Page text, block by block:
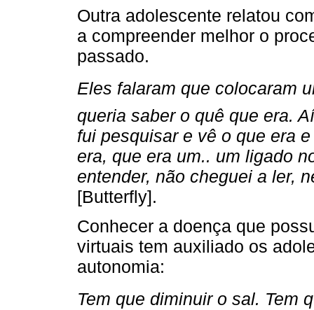
Outra adolescente relatou
a compreender melhor o
passado.
Eles falaram que colocaram
queria saber o quê que era.
fui pesquisar e vê o que era
era, que era um.. um ligado
entender, não cheguei a ler,
[Butterfly].
Conhecer a doença que
virtuais tem auxiliado os
autonomia:
Tem que diminuir o sal.